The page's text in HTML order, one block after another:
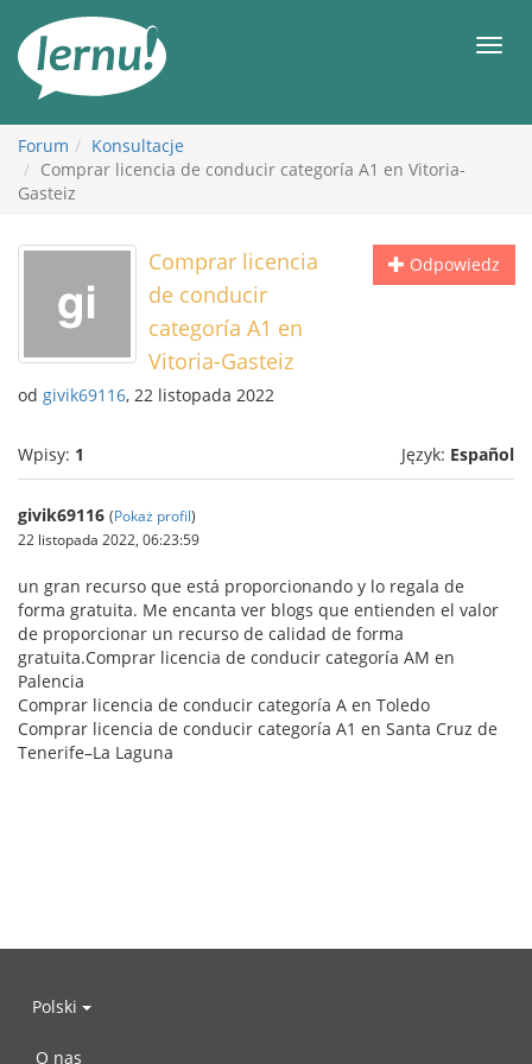
Forum
Konsultacje
Comprar licencia de conducir categoría A1 en Vitoria-
Gasteiz
Odpowiedz
Comprar licencia
de conducir
categoría A1 en
Vitoria-Gasteiz
od givik69116, 22 listopada 2022
Wpisy: 1 Język: Español
givik69116 (Pokaż profil)
22 listopada 2022, 06:23:59
un gran recurso que está proporcionando y lo regala de
forma gratuita. Me encanta ver blogs que entienden el valor
de proporcionar un recurso de calidad de forma
gratuita.Comprar licencia de conducir categoría AM en
Palencia
Comprar licencia de conducir categoría A en Toledo
Comprar licencia de conducir categoría A1 en Santa Cruz de
Tenerife–La Laguna
Polski
O nas